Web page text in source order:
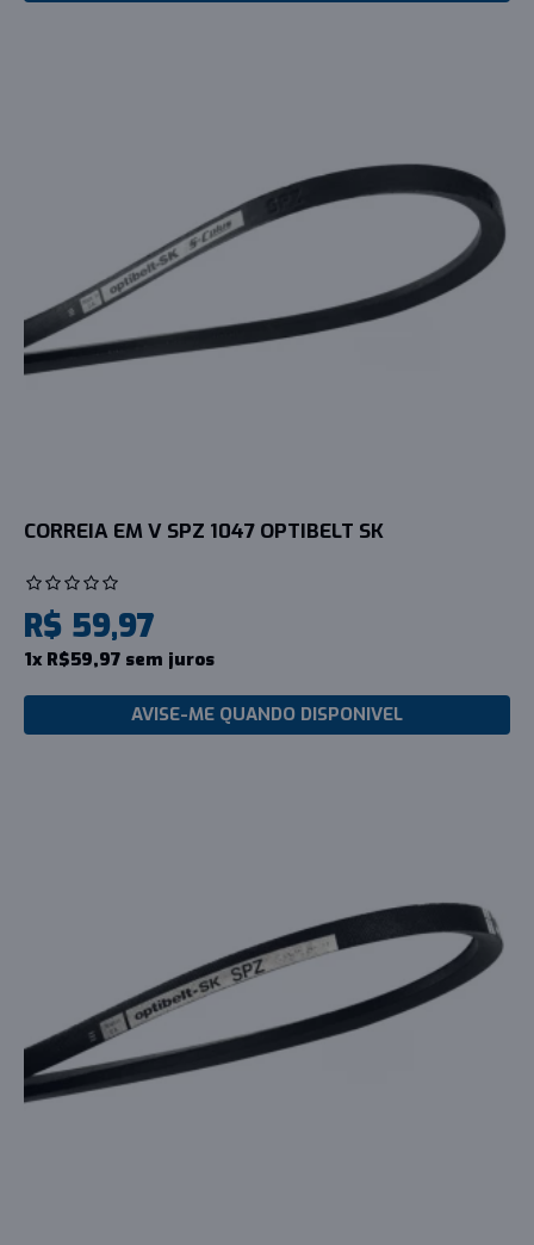
CORREIA EM V SPZ 1047 OPTIBELT SK
R$ 59,97
1x R$59,97 sem juros
AVISE-ME QUANDO DISPONIVEL